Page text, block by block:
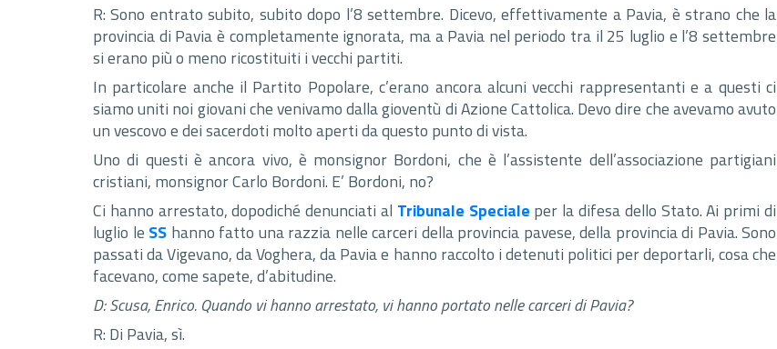
R: Sono entrato subito, subito dopo l’8 settembre. Dicevo, effettivamente a Pavia, è strano che la
provincia di Pavia è completamente ignorata, ma a Pavia nel periodo tra il 25 luglio e l’8 settembre
si erano più o meno ricostituiti i vecchi partiti.
In particolare anche il Partito Popolare, c’erano ancora alcuni vecchi rappresentanti e a questi ci
siamo uniti noi giovani che venivamo dalla gioventù di Azione Cattolica. Devo dire che avevamo avuto
un vescovo e dei sacerdoti molto aperti da questo punto di vista.
Uno di questi è ancora vivo, è monsignor Bordoni, che è l’assistente dell’associazione partigiani
cristiani, monsignor Carlo Bordoni. E’ Bordoni, no?
Ci hanno arrestato, dopodiché denunciati al Tribunale Speciale per la difesa dello Stato. Ai primi di
luglio le SS hanno fatto una razzia nelle carceri della provincia pavese, della provincia di Pavia. Sono
passati da Vigevano, da Voghera, da Pavia e hanno raccolto i detenuti politici per deportarli, cosa che
facevano, come sapete, d’abitudine.
D: Scusa, Enrico. Quando vi hanno arrestato, vi hanno portato nelle carceri di Pavia?
R: Di Pavia, sì.